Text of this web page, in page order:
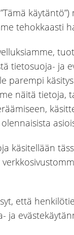
tehokkaasti
ja
näitä tietoja,
käsitellään
että
ja